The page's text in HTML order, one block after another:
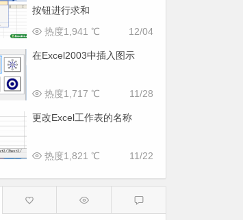
按钮进行求和
12/04
热度1,941 ℃
在Excel2003中插入图示
11/28
热度1,717 ℃
更改Excel工作表的名称
11/22
热度1,821 ℃